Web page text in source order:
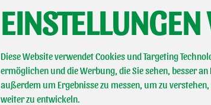
EINSTELLUNGEN
Diese Website verwendet Cookies und Targeting
ermöglichen und die Werbung, die Sie sehen, besser
außerdem um Ergebnisse zu messen, um zu
weiter zu entwickeln.
WMF
Bioland